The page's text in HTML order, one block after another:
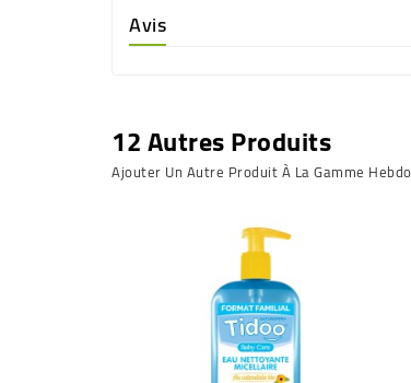
Avis
12 Autres Produits
Ajouter Un Autre Produit À La Gamme